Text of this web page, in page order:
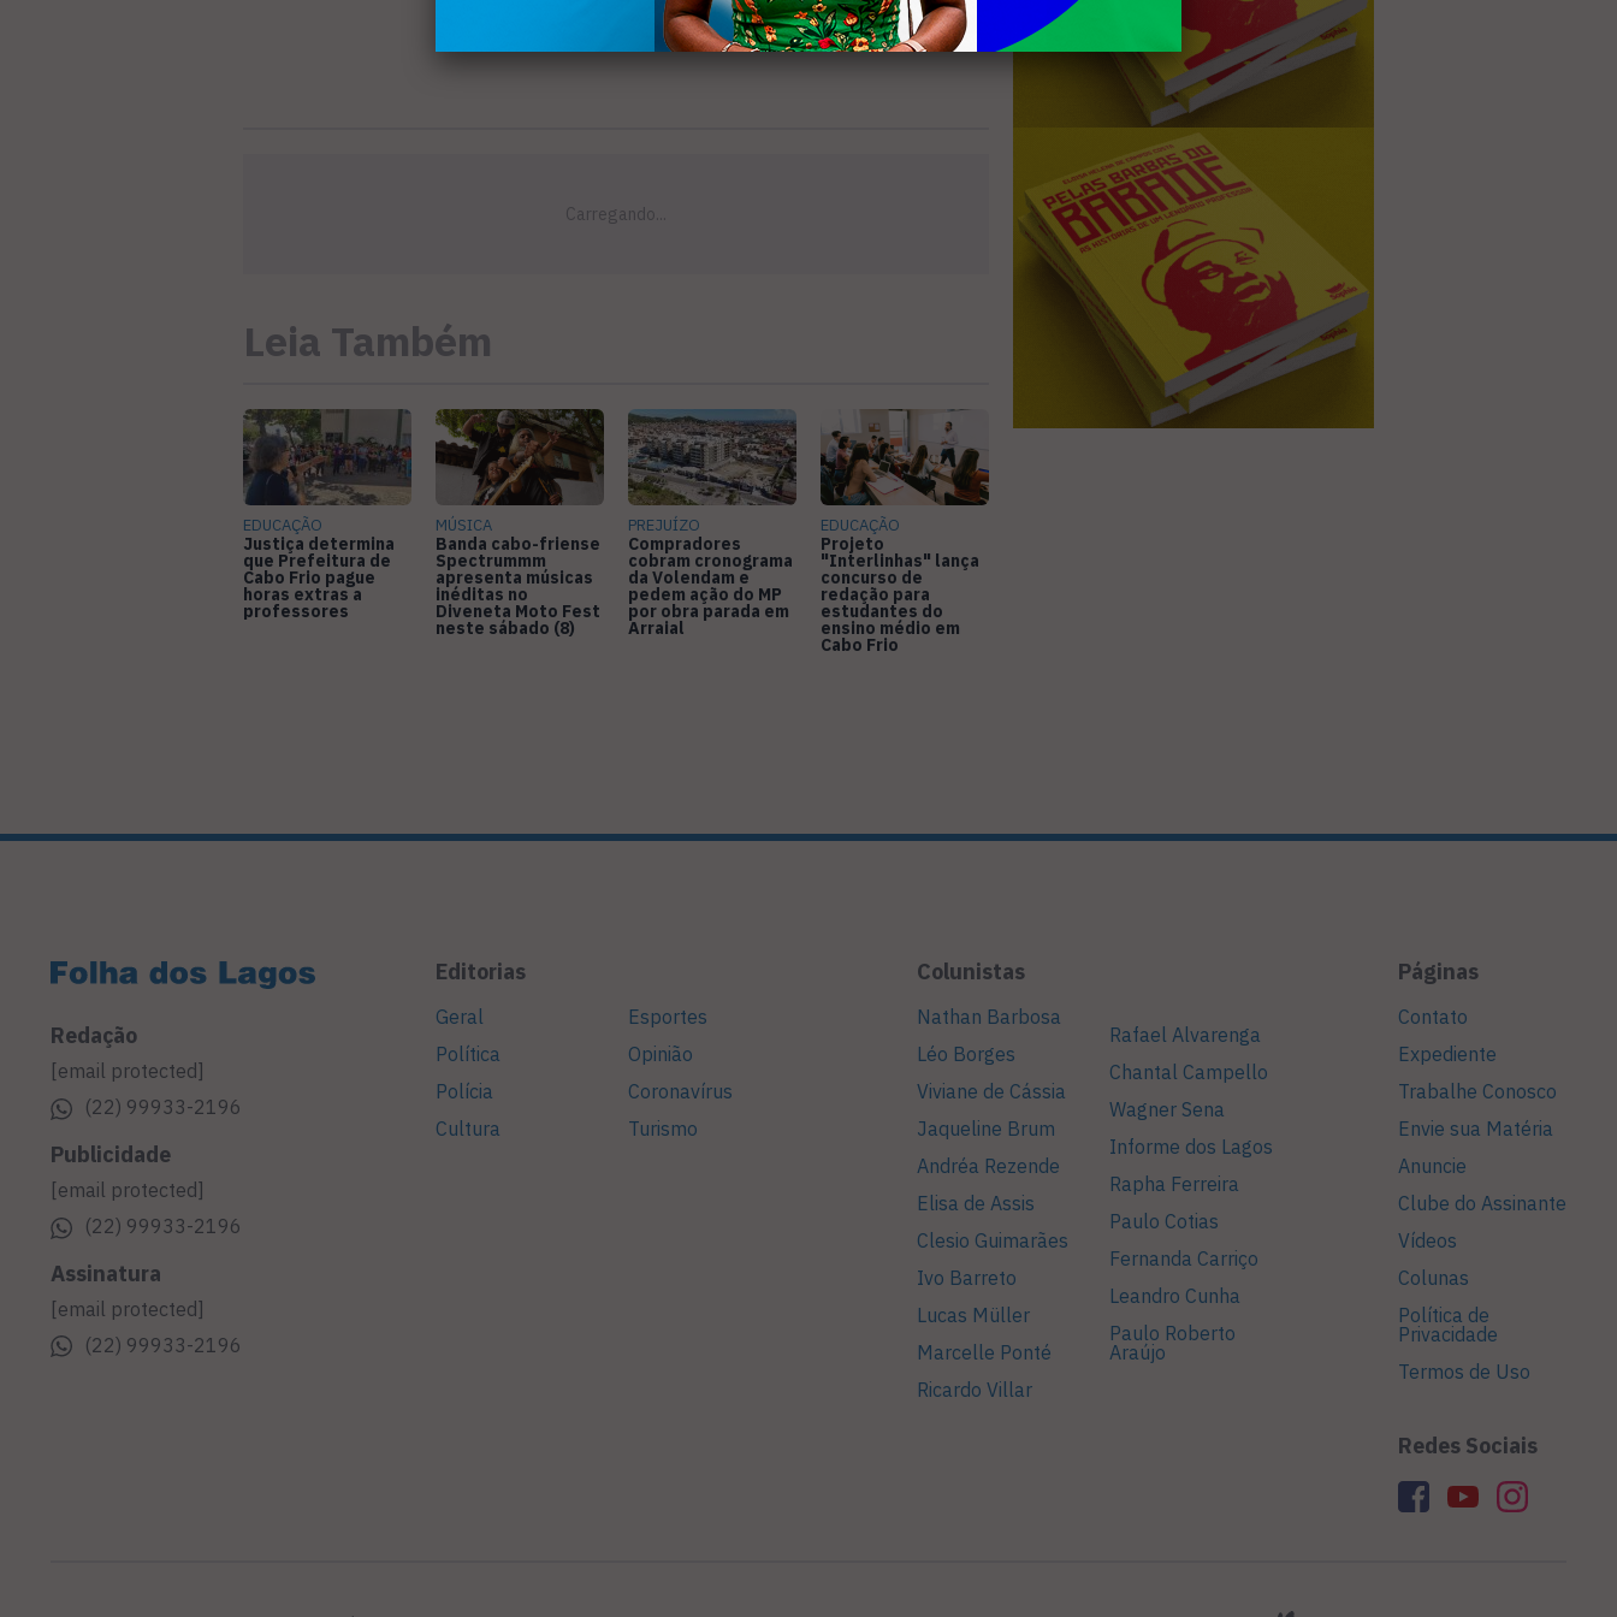
Leia Também
EDUCAÇÃO
Justiça determina
que Prefeitura de
Cabo Frio pague
horas extras a
professores
MÚSICA
Banda cabo-friense
Spectrummm
apresenta músicas
inéditas no
Diveneta Moto Fest
neste sábado (8)
PREJUÍZO
Compradores
cobram cronograma
da Volendam e
pedem ação do MP
por obra parada em
Arraial
EDUCAÇÃO
Projeto
"Interlinhas" lança
concurso de
redação para
estudantes do
ensino médio em
Cabo Frio
Redação
[email protected]
(22) 99933-2196
Publicidade
[email protected]
(22) 99933-2196
Assinatura
[email protected]
(22) 99933-2196
Editorias
Geral
Política
Polícia
Cultura
Esportes
Opinião
Coronavírus
Turismo
Colunistas
Nathan Barbosa
Léo Borges
Viviane de Cássia
Jaqueline Brum
Andréa Rezende
Elisa de Assis
Clesio Guimarães
Ivo Barreto
Lucas Müller
Marcelle Ponté
Ricardo Villar
Rafael Alvarenga
Chantal Campello
Wagner Sena
Informe dos Lagos
Rapha Ferreira
Paulo Cotias
Fernanda Carriço
Leandro Cunha
Paulo Roberto
Araújo
Páginas
Contato
Expediente
Trabalhe Conosco
Envie sua Matéria
Anuncie
Clube do Assinante
Vídeos
Colunas
Política de
Privacidade
Termos de Uso
Redes Sociais